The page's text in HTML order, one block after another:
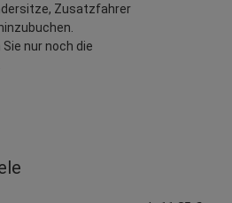
Zusatzfahrer
nur noch die